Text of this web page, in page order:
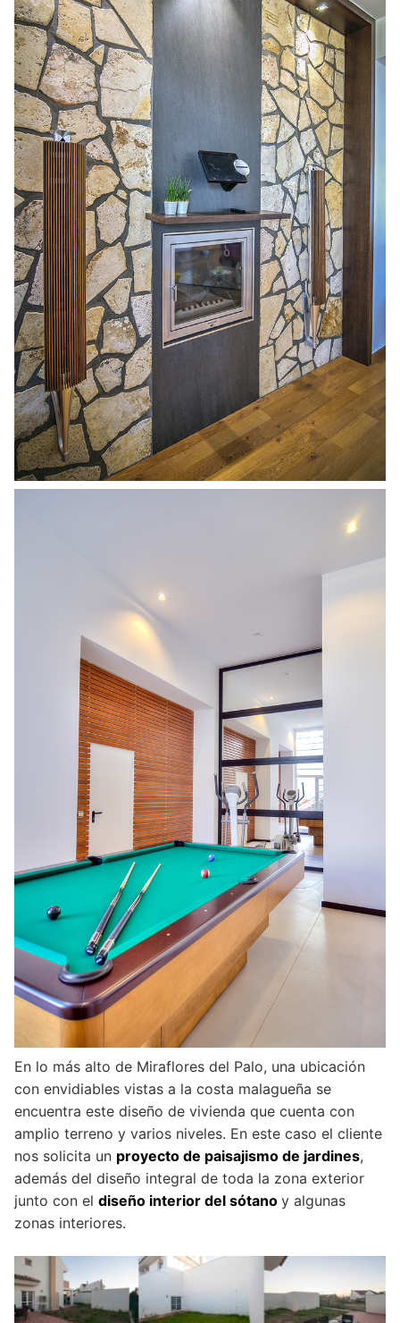
En lo más alto de Miraflores del Palo, una ubicación
con envidiables vistas a la costa malagueña se
encuentra este diseño de vivienda que cuenta con
amplio terreno y varios niveles. En este caso el cliente
nos solicita un proyecto de paisajismo de jardines,
además del diseño integral de toda la zona exterior
junto con el diseño interior del sótano y algunas
zonas interiores.